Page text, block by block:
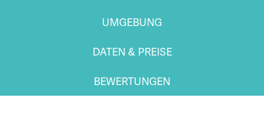
UMGEBUNG
DATEN & PREISE
BEWERTUNGEN